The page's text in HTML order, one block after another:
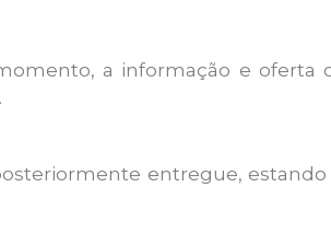
a informação e oferta
entregue,